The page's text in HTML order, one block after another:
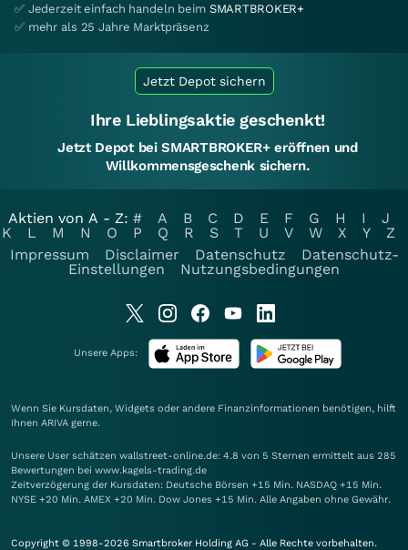
✅ Jederzeit einfach handeln beim SMARTBROKER+
✅ mehr als 25 Jahre Marktpräsenz
Jetzt Depot sichern
Ihre Lieblingsaktie geschenkt!
Jetzt Depot bei SMARTBROKER+ eröffnen und
Willkommensgeschenk sichern.
Aktien von A - Z: # A B C D E F G H I
J
K
L M N O P Q R S T U V W X Y
Z
Impressum
Disclaimer Datenschutz
Datenschutz-
Einstellungen
Nutzungsbedingungen
Unsere Apps:
Wenn Sie Kursdaten, Widgets oder andere Finanzinformationen benötigen, hilft
Ihnen ARIVA gerne.
Unsere User schätzen wallstreet-online.de: 4.8 von 5 Sternen ermittelt aus 285
Bewertungen bei www.kagels-trading.de
Zeitverzögerung der Kursdaten: Deutsche Börsen +15 Min. NASDAQ +15 Min.
NYSE +20 Min. AMEX +20 Min. Dow Jones +15 Min. Alle Angaben ohne Gewähr.
Copyright © 1998-2026 Smartbroker Holding AG - Alle Rechte vorbehalten.